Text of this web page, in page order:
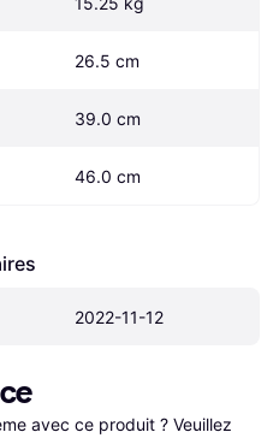
26.5 cm
39.0 cm
46.0 cm
2022-11-12
avec ce produit ? Veuillez